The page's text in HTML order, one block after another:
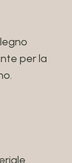
per la